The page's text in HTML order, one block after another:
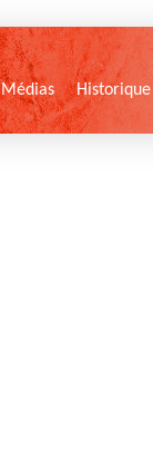
Médias Historique